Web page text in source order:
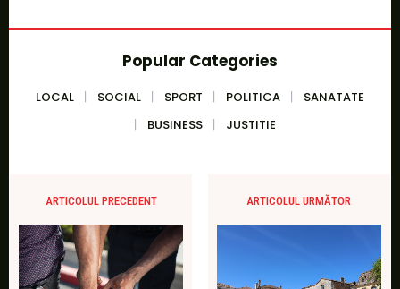
Popular Categories
LOCAL SOCIAL SPORT POLITICA
SANATATE
BUSINESS
JUSTITIE
ARTICOLUL PRECEDENT ARTICOLUL URMĂTOR